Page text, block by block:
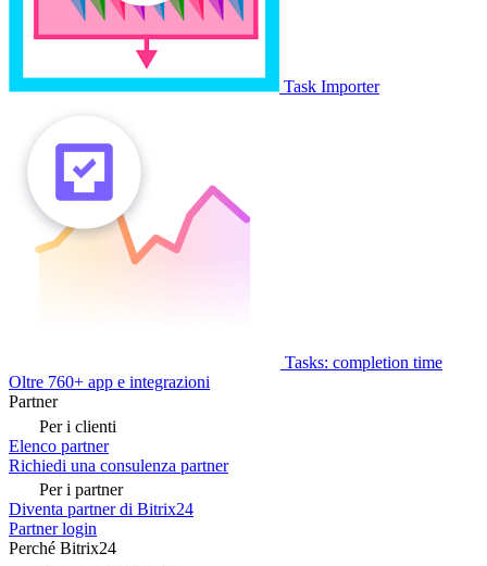
Task Importer
Tasks: completion time
Oltre 760+ app e integrazioni
Partner
Per i clienti
Elenco partner
Richiedi una consulenza partner
Per i partner
Diventa partner di Bitrix24
Partner login
Perché Bitrix24